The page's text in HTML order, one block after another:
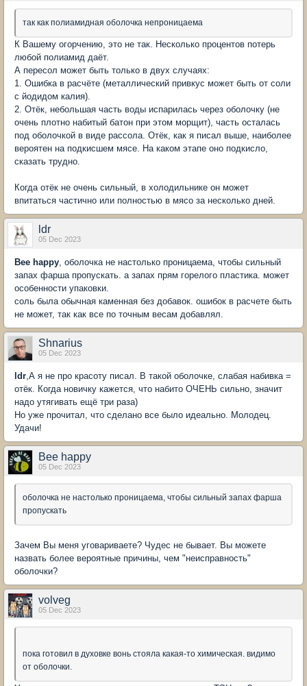
так как полиамидная оболочка непроницаема
К Вашему огорчению, это не так. Несколько процентов потерь
любой полиамид даёт.
А пересол может быть только в двух случаях:
1. Ошибка в расчёте (металлический привкус может быть от соли
с йодидом калия).
2. Отёк, небольшая часть воды испарилась через оболочку (не
очень плотно набитый батон при этом морщит), часть осталась
под оболочкой в виде рассола. Отёк, как я писал выше, наиболее
вероятен на подкисшем мясе. На каком этапе оно подкисло,
сказать трудно.
Когда отёк не очень сильный, в холодильнике он может
впитаться частично или полностью в мясо за несколько дней.
ldr
05 Dec 2023
Bee happy , оболочка не настолько проницаема, чтобы сильный
запах фарша пропускать. а запах прям горелого пластика. может
особенности упаковки.
соль была обычная каменная без добавок. ошибок в расчете быть
не может, так как все по точным весам добавлял.
Shnarius
05 Dec 2023
ldr ,А я не про красоту писал. В такой оболочке, слабая набивка =
отёк. Когда новичку кажется, что набито ОЧЕНЬ сильно, значит
надо утягивать ещё три раза)
Но уже прочитал, что сделано все было идеально. Молодец.
Удачи!
Bee happy
05 Dec 2023
оболочка не настолько проницаема, чтобы сильный запах фарша
пропускать
Зачем Вы меня уговариваете? Чудес не бывает. Вы можете
назвать более вероятные причины, чем "неисправность"
оболочки?
volveg
05 Dec 2023
пока готовил в духовке вонь стояла какая-то химическая. видимо
от оболочки.